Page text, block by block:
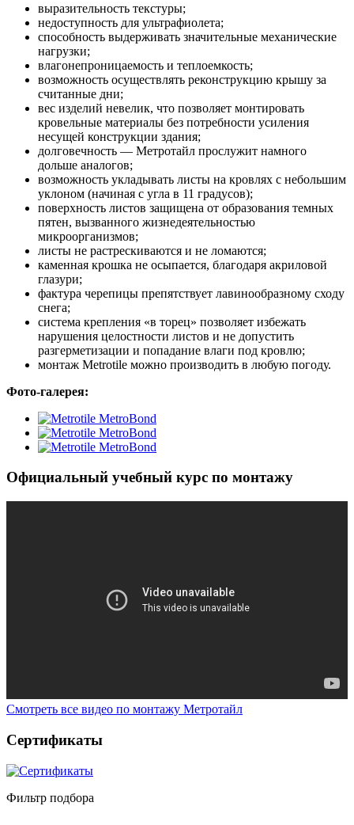
выразительность текстуры;
недоступность для ультрафиолета;
способность выдерживать значительные механические
нагрузки;
влагонепроницаемость и теплоемкость;
возможность осуществлять реконструкцию крышу за
считанные дни;
вес изделий невелик, что позволяет монтировать
кровельные материалы без потребности усиления
несущей конструкции здания;
долговечность — Метротайл прослужит намного
дольше аналогов;
возможность укладывать листы на кровлях с небольшим
уклоном (начиная с угла в 11 градусов);
поверхность листов защищена от образования темных
пятен, вызванного жизнедеятельностью
микроорганизмов;
листы не растрескиваются и не ломаются;
каменная крошка не осыпается, благодаря акриловой
глазури;
фактура черепицы препятствует лавинообразному сходу
снега;
система крепления «в торец» позволяет избежать
нарушения целостности листов и не допустить
разгерметизации и попадание влаги под кровлю;
монтаж Metrotile можно производить в любую погоду.
Фото-галерея:
Официальный учебный курс по монтажу
Смотреть все видео по монтажу Метротайл
Сертификаты
Фильтр подбора